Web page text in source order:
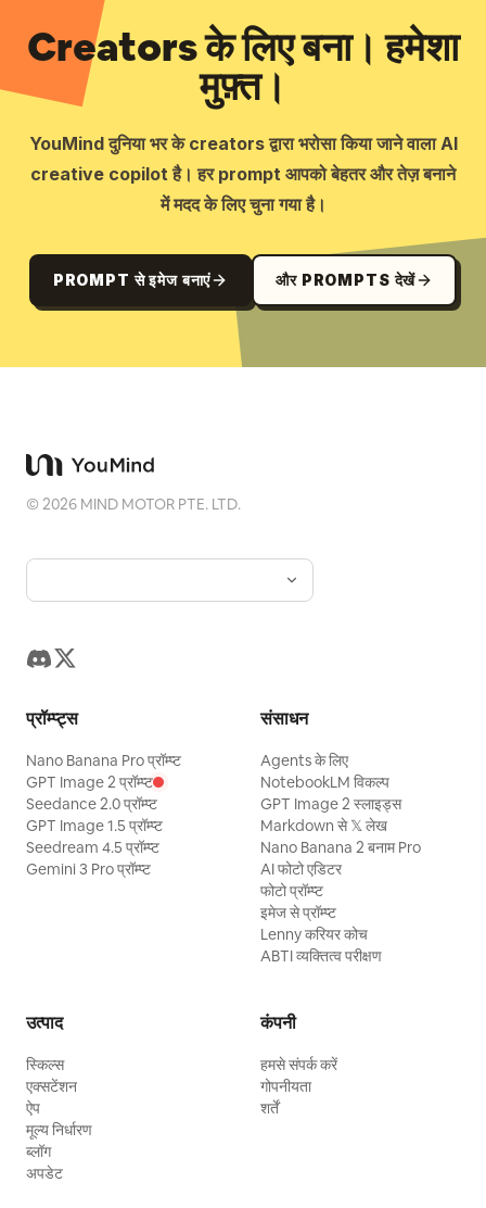
Creators के लिए बना। हमेशा
मुफ़्त।
YouMind दुनिया भर के creators द्वारा भरोसा किया जाने वाला AI
creative copilot है। हर prompt आपको बेहतर और तेज़ बनाने
में मदद के लिए चुना गया है।
PROMPT से इमेज बनाएं और PROMPTS देखें
©2026 MIND MOTOR PTE. LTD.
प्रॉम्प्ट्स
Nano Banana Pro प्रॉम्प्ट
GPT Image 2 प्रॉम्प्ट
Seedance 2.0 प्रॉम्प्ट
GPT Image 1.5 प्रॉम्प्ट
Seedream 4.5 प्रॉम्प्ट
Gemini 3 Pro प्रॉम्प्ट
संसाधन
Agents के लिए
NotebookLM विकल्प
GPT Image 2 स्लाइड्स
Markdown से 𝕏 लेख
Nano Banana 2 बनाम Pro
AI फोटो एडिटर
फोटो प्रॉम्प्ट
इमेज से प्रॉम्प्ट
Lenny करियर कोच
ABTI व्यक्तित्व परीक्षण
उत्पाद
स्किल्स
एक्सटेंशन
ऐप
मूल्य निर्धारण
ब्लॉग
अपडेट
कंपनी
हमसे संपर्क करें
गोपनीयता
शर्तें